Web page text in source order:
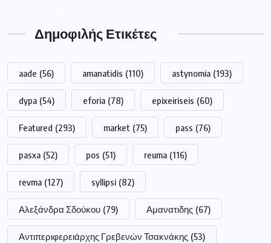
Δημοφιλής Ετικέτες
aade (56) amanatidis (110) astynomia (193)
dypa (54) eforia (78) epixeiriseis (60)
Featured (293) market (75) pass (76)
pasxa (52) pos (51) reuma (116)
revma (127) syllipsi (82)
Αλεξάνδρα Σδούκου (79) Αμανατιδης (67)
Αντιπεριφερειάρχης Γρεβενών Τσακνάκης (53)